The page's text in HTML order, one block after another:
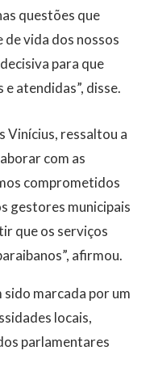
questões que
vida dos nossos
para que
atendidas”, disse.
Vinícius, ressaltou a
com as
comprometidos
gestores municipais
que os serviços
afirmou.
marcada por um
locais,
parlamentares